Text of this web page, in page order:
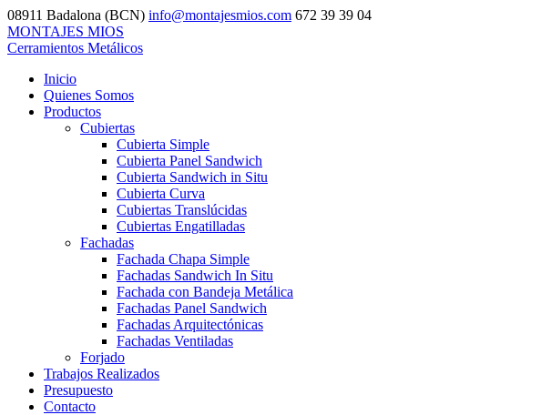
08911 Badalona (BCN) info@montajesmios.com 672 39 39 04
MONTAJES MIOS
Cerramientos Metálicos
Inicio
Quienes Somos
Productos
Cubiertas
Cubierta Simple
Cubierta Panel Sandwich
Cubierta Sandwich in Situ
Cubierta Curva
Cubiertas Translúcidas
Cubiertas Engatilladas
Fachadas
Fachada Chapa Simple
Fachadas Sandwich In Situ
Fachada con Bandeja Metálica
Fachadas Panel Sandwich
Fachadas Arquitectónicas
Fachadas Ventiladas
Forjado
Trabajos Realizados
Presupuesto
Contacto